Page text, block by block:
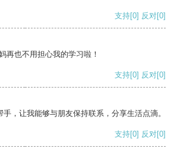
支持[0] 反对[0]
再也不用担心我的学习啦！
支持[0] 反对[0]
，让我能够与朋友保持联系，分享生活点滴。
支持[0] 反对[0]